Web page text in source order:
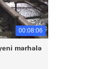
00:08:06
mərhələ